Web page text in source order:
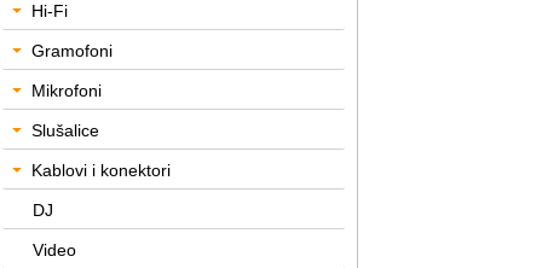
Hi-Fi
Gramofoni
Mikrofoni
Slušalice
Kablovi i konektori
DJ
Video